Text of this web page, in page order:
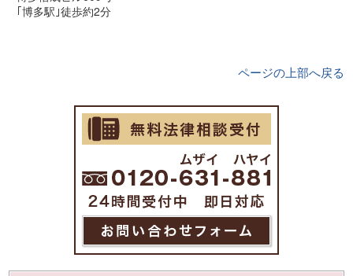
｢博多駅｣徒歩約2分
ページの上部へ戻る